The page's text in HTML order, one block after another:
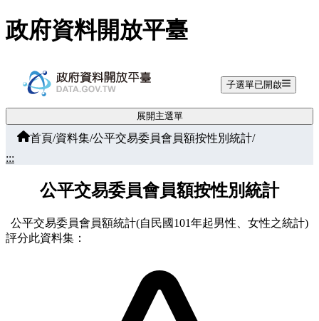
跳至主要內容
政府資料開放平臺
子選單已開啟
展開主選單
首頁/資料集/公平交易委員會員額按性別統計/
:::
公平交易委員會員額按性別統計
公平交易委員會員額統計(自民國101年起男性、女性之統計)
評分此資料集：